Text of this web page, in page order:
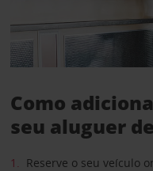
Como
seu aluguer
Reserve o seu veículo